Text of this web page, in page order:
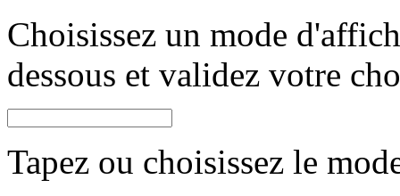
Choisissez un mode
dessous et validez votre
Tapez ou choisissez le